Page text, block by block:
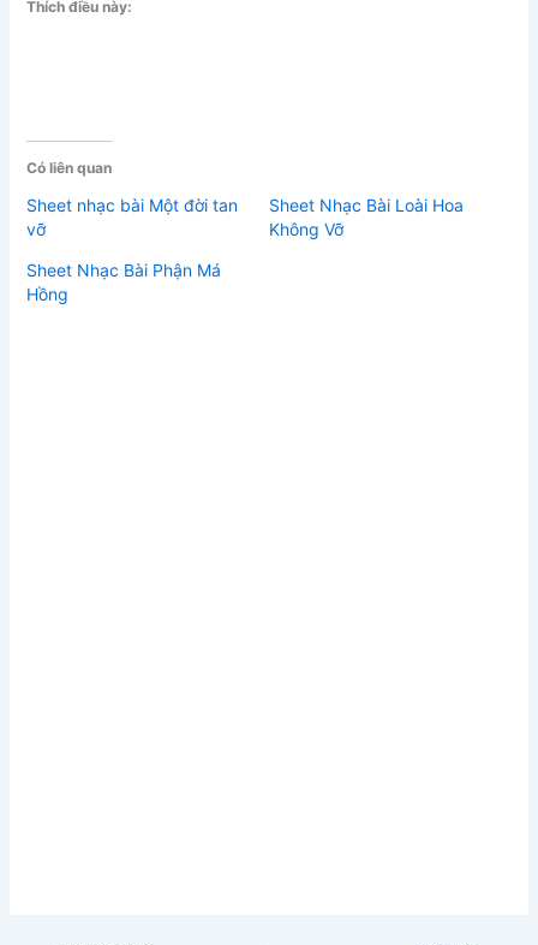
Thích điều này:
Có liên quan
Sheet nhạc bài Một đời tan
vỡ
Sheet Nhạc Bài Loài Hoa
Không Vỡ
Sheet Nhạc Bài Phận Má
Hồng